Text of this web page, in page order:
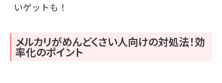
いゲットも！
メルカリがめんどくさい人向けの対処法！効
率化のポイント